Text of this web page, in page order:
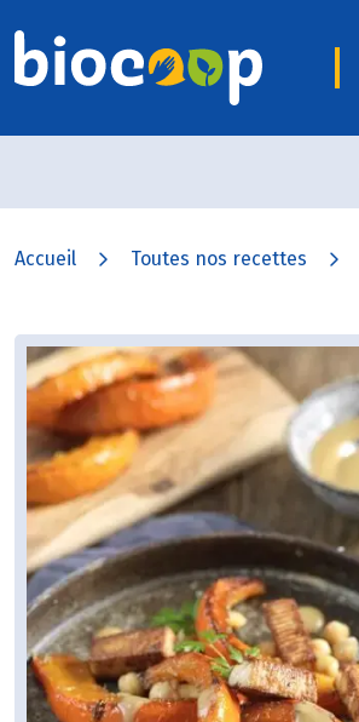
Accueil Toutes nos recettes